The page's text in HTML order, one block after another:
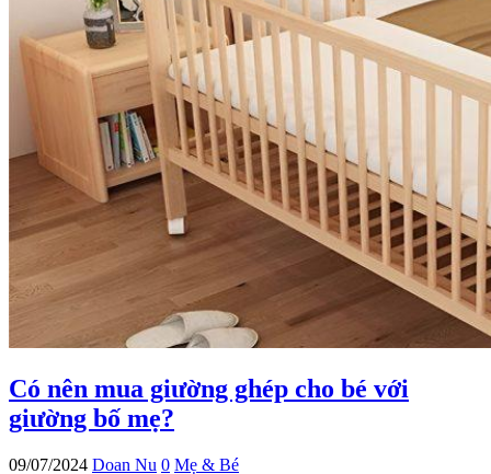
Có nên mua giường ghép cho bé với
giường bố mẹ?
09/07/2024 Doan Nu 0 Mẹ & Bé